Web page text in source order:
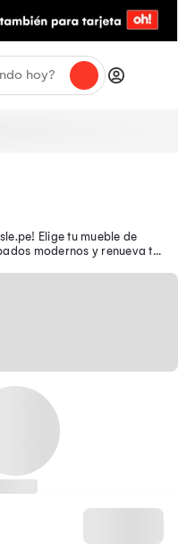
Elige tu mueble de
modernos y renueva tu